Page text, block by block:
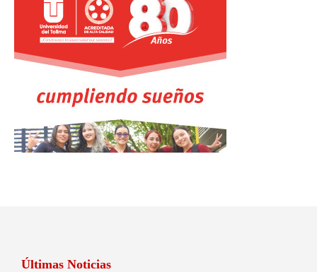
Últimas Noticias